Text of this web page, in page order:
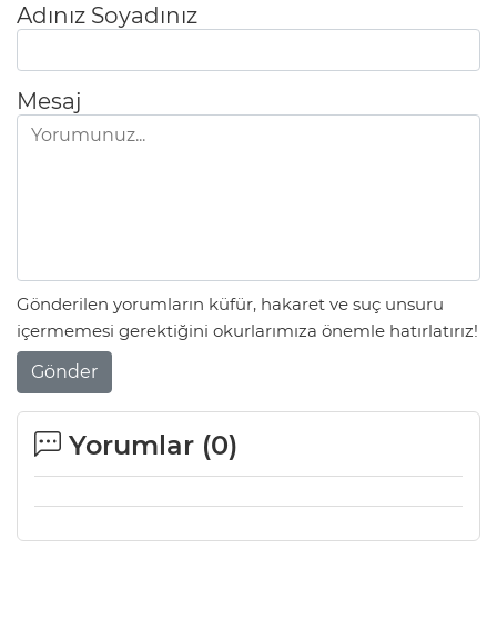
Adınız Soyadınız
Mesaj
Gönderilen yorumların küfür, hakaret ve suç unsuru
içermemesi gerektiğini okurlarımıza önemle hatırlatırız!
Gönder
Yorumlar (0)